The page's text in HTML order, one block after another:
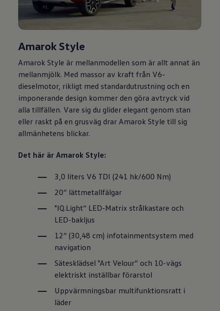
Amarok Style
Amarok Style är mellanmodellen som är allt annat än
mellanmjölk. Med massor av kraft från V6-
dieselmotor, rikligt med standardutrustning och en
imponerande design kommer den göra avtryck vid
alla tillfällen. Vare sig du glider elegant genom stan
eller raskt på en grusväg drar Amarok Style till sig
allmänhetens blickar.
Det här är Amarok Style:
3,0 liters V6 TDI (241 hk/600 Nm)
20“ lättmetallfälgar
"IQ.Light“ LED-Matrix strålkastare och
LED-bakljus
12“ (30,48 cm) infotainmentsystem med
navigation
Sätesklädsel "Art Velour“ och 10-vägs
elektriskt inställbar förarstol
Uppvärmningsbar multifunktionsratt i
läder